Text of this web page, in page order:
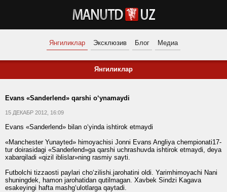
Янгиликлар Эксклюзив Блог Медиа
Янгиликлар
Evans «Sanderlend» qarshi o‘ynamaydi
15 ДЕКАБР 2012, 16:09
Evans «Sanderlend» bilan o‘yinda ishtirok etmaydi
«Manchester Yunayted» himoyachisi Jonni Evans Angliya chempionati17-
tur doirasidagi «Sanderlend»ga qarshi uchrashuvda ishtirok etmaydi, deya
xabarqiladi «qizil iblislar»ning rasmiy sayti.
Futbolchi tizzaosti paylari cho‘zilishi.jarohatini oldi. Yarimhimoyachi Nani
shuningdek, hamon jarohatidan qutilmagan. Xavbek Sindzi Kagava
esakeyingi hafta mashg‘ulotlarga qaytadi.